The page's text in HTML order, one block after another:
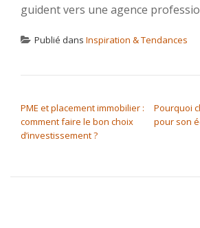
guident vers une agence
Publié dans Inspiration & Tendances
PME et placement immobilier :
comment faire le bon choix
d’investissement ?
Pourquoi
pour son